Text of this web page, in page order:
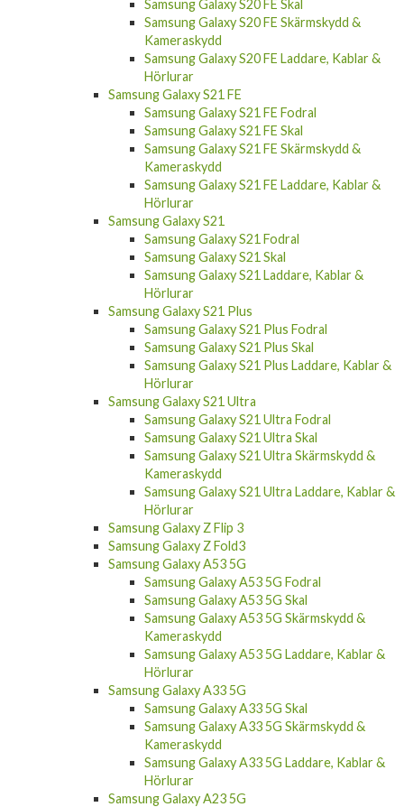
Samsung Galaxy S20 FE Skal
Samsung Galaxy S20 FE Skärmskydd &
Kameraskydd
Samsung Galaxy S20 FE Laddare, Kablar &
Hörlurar
Samsung Galaxy S21 FE
Samsung Galaxy S21 FE Fodral
Samsung Galaxy S21 FE Skal
Samsung Galaxy S21 FE Skärmskydd &
Kameraskydd
Samsung Galaxy S21 FE Laddare, Kablar &
Hörlurar
Samsung Galaxy S21
Samsung Galaxy S21 Fodral
Samsung Galaxy S21 Skal
Samsung Galaxy S21 Laddare, Kablar &
Hörlurar
Samsung Galaxy S21 Plus
Samsung Galaxy S21 Plus Fodral
Samsung Galaxy S21 Plus Skal
Samsung Galaxy S21 Plus Laddare, Kablar &
Hörlurar
Samsung Galaxy S21 Ultra
Samsung Galaxy S21 Ultra Fodral
Samsung Galaxy S21 Ultra Skal
Samsung Galaxy S21 Ultra Skärmskydd &
Kameraskydd
Samsung Galaxy S21 Ultra Laddare, Kablar &
Hörlurar
Samsung Galaxy Z Flip 3
Samsung Galaxy Z Fold3
Samsung Galaxy A53 5G
Samsung Galaxy A53 5G Fodral
Samsung Galaxy A53 5G Skal
Samsung Galaxy A53 5G Skärmskydd &
Kameraskydd
Samsung Galaxy A53 5G Laddare, Kablar &
Hörlurar
Samsung Galaxy A33 5G
Samsung Galaxy A33 5G Skal
Samsung Galaxy A33 5G Skärmskydd &
Kameraskydd
Samsung Galaxy A33 5G Laddare, Kablar &
Hörlurar
Samsung Galaxy A23 5G